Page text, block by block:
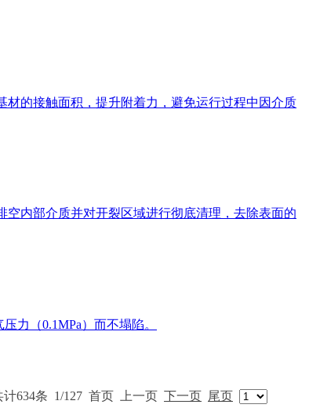
的接触面积，提升附着力，避免运行过程中因介质
内部介质并对开裂区域进行彻底清理，去除表面的
力（0.1MPa）而不塌陷。
计634条 1/127 首页 上一页 下一页 尾页